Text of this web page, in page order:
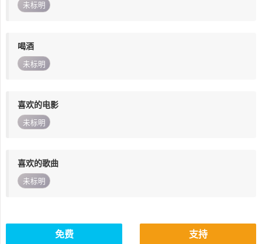
未标明
喝酒
未标明
喜欢的电影
未标明
喜欢的歌曲
未标明
免费 支持